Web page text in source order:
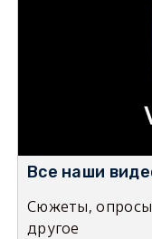
Все наши
Сюжеты,
другое